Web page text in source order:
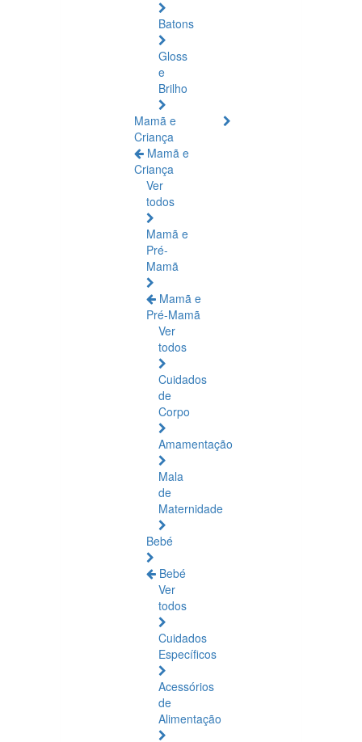
Batons
Gloss
e
Brilho
Mamã e
Criança
Mamã e
Criança
Ver
todos
Mamã e
Pré-
Mamã
Mamã e
Pré-Mamã
Ver
todos
Cuidados
de
Corpo
Amamentação
Mala
de
Maternidade
Bebé
Bebé
Ver
todos
Cuidados
Específicos
Acessórios
de
Alimentação